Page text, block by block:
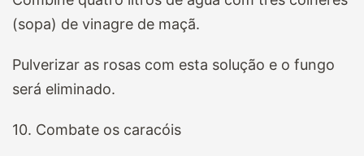
(sopa) de vinagre de maçã.
Pulverizar as rosas com esta solução e o fungo
será eliminado.
10. Combate os caracóis